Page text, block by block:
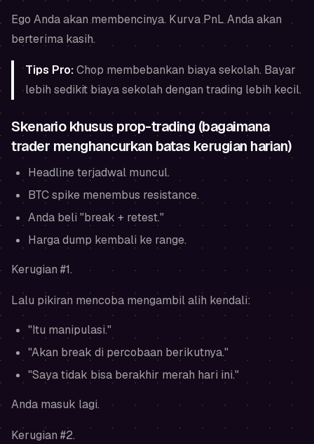
Ego Anda akan membencinya. Kurva PnL Anda akan
berterima kasih.
Tips Pro:Chop membebankan biaya sekolah. Bayar
lebih sedikit biaya sekolah dengan trading lebih kecil.
Skenario khusus prop-trading (bagaimana
trader menghancurkan batas kerugian harian)
Headline terjadwal muncul.
BTC spike menembus resistance.
Anda beli "break + retest."
Harga dump kembali ke range.
Kerugian #1.
Lalu pikiran mencoba mengambil alih kendali:
"Itu manipulasi."
"Akan break di percobaan berikutnya."
"Saya tidak bisa berakhir merah hari ini."
Anda masuk lagi.
Kerugian #2.